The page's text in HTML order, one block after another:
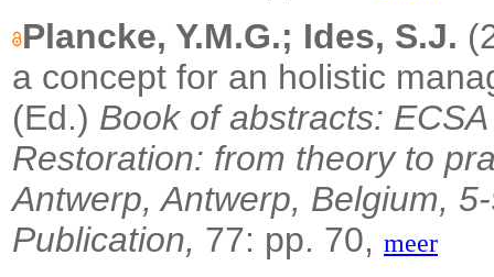
Plancke, Y.M.G.; Ides, S.J.
a concept for an holistic
(Ed.) Book of abstracts:
Restoration: from theory to
Antwerp, Antwerp, Belgium,
Publication, 77: pp. 70, meer